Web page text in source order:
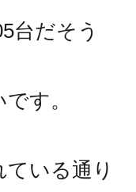
台だそう
す。
いる通り